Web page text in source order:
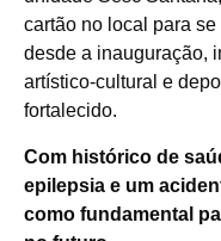
cartão no local para
desde a inauguração,
artístico-cultural e
fortalecido.
Com histórico de
epilepsia e um
como fundamental